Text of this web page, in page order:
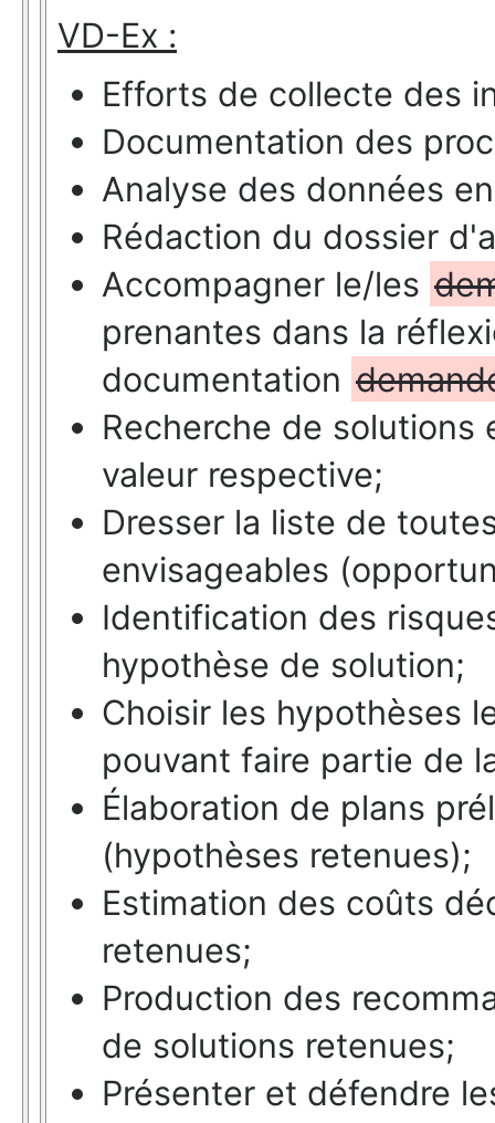
VD-Ex :
Efforts de collecte des
Documentation des
Analyse des données
Rédaction du dossier
Accompagner le/les
prenantes dans la
documentation
Recherche de solutions
valeur respective;
Dresser la liste de
envisageables
Identification des
hypothèse de solution;
Choisir les hypothèses
pouvant faire partie de
Élaboration de plans
(hypothèses retenues);
Estimation des coûts
retenues;
Production des
de solutions retenues;
Présenter et défendre